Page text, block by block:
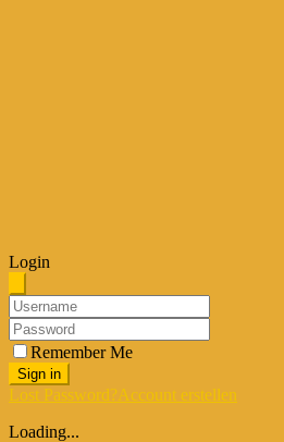
Login
Remember Me
Sign in
Lost Password?Account erstellen
Loading...